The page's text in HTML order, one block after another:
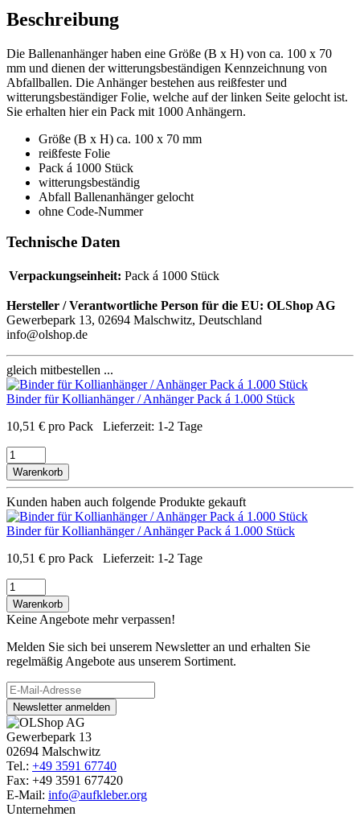
Beschreibung
Die Ballenanhänger haben eine Größe (B x H) von ca. 100 x 70
mm und dienen der witterungsbeständigen Kennzeichnung von
Abfallballen. Die Anhänger bestehen aus reißfester und
witterungsbeständiger Folie, welche auf der linken Seite gelocht ist.
Sie erhalten hier ein Pack mit 1000 Anhängern.
Größe (B x H) ca. 100 x 70 mm
reißfeste Folie
Pack á 1000 Stück
witterungsbeständig
Abfall Ballenanhänger gelocht
ohne Code-Nummer
Technische Daten
Verpackungseinheit: Pack á 1000 Stück
Hersteller / Verantwortliche Person für die EU: OLShop AG
Gewerbepark 13, 02694 Malschwitz, Deutschland
info@olshop.de
gleich mitbestellen ...
Binder für Kollianhänger / Anhänger Pack á 1.000 Stück
10,51 € pro Pack Lieferzeit: 1-2 Tage
Warenkorb
Kunden haben auch folgende Produkte gekauft
Binder für Kollianhänger / Anhänger Pack á 1.000 Stück
10,51 € pro Pack Lieferzeit: 1-2 Tage
Warenkorb
Keine Angebote mehr verpassen!
Melden Sie sich bei unserem Newsletter an und erhalten Sie
regelmäßig Angebote aus unserem Sortiment.
Newsletter anmelden
Gewerbepark 13
02694 Malschwitz
Tel.: +49 3591 67740
Fax: +49 3591 677420
E-Mail: info@aufkleber.org
Unternehmen